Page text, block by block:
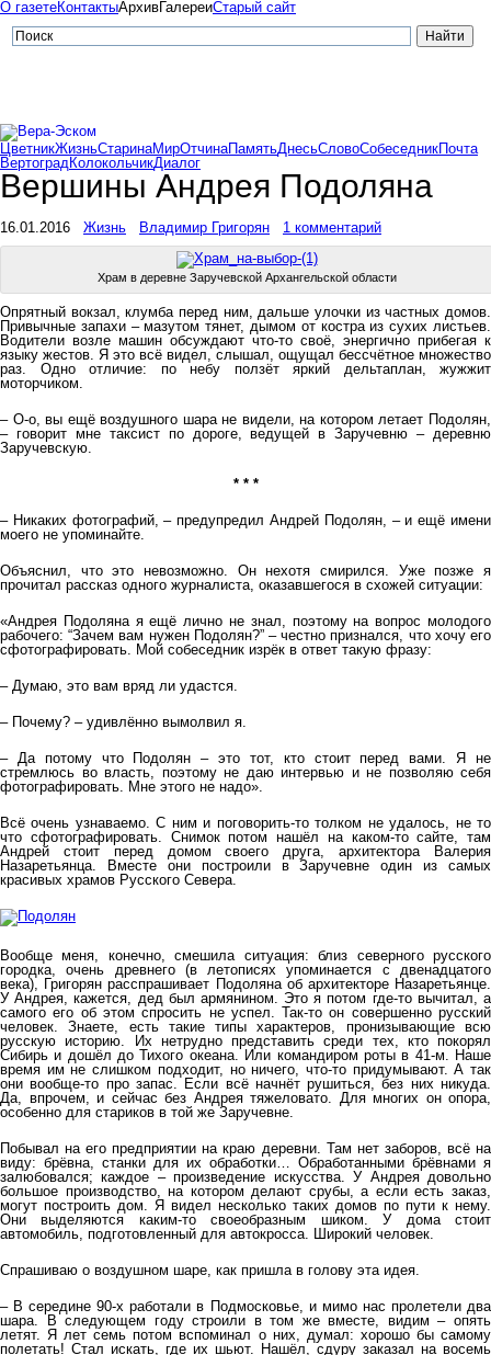
О газетеКонтактыАрхивГалереиСтарый сайт
ЦветникЖизньСтаринаМирОтчинаПамятьДнесьСловоСобеседникПочта
ВертоградКолокольчикДиалог
Вершины Андрея Подоляна
16.01.2016 Жизнь Владимир Григорян 1 комментарий
Храм в деревне Заручевской Архангельской области
Опрятный вокзал, клумба перед ним, дальше улочки из частных домов.
Привычные запахи – мазутом тянет, дымом от костра из сухих листьев.
Водители возле машин обсуждают что-то своё, энергично прибегая к
языку жестов. Я это всё видел, слышал, ощущал бессчётное множество
раз. Одно отличие: по небу ползёт яркий дельтаплан, жужжит
моторчиком.
– О-о, вы ещё воздушного шара не видели, на котором летает Подолян,
– говорит мне таксист по дороге, ведущей в Заручевню – деревню
Заручевскую.
* * *
– Никаких фотографий, – предупредил Андрей Подолян, – и ещё имени
моего не упоминайте.
Объяснил, что это невозможно. Он нехотя смирился. Уже позже я
прочитал рассказ одного журналиста, оказавшегося в схожей ситуации:
«Андрея Подоляна я ещё лично не знал, поэтому на вопрос молодого
рабочего: “Зачем вам нужен Подолян?” – честно признался, что хочу его
сфотографировать. Мой собеседник изрёк в ответ такую фразу:
– Думаю, это вам вряд ли удастся.
– Почему? – удивлённо вымолвил я.
– Да потому что Подолян – это тот, кто стоит перед вами. Я не
стремлюсь во власть, поэтому не даю интервью и не позволяю себя
фотографировать. Мне этого не надо».
Всё очень узнаваемо. С ним и поговорить-то толком не удалось, не то
что сфотографировать. Снимок потом нашёл на каком-то сайте, там
Андрей стоит перед домом своего друга, архитектора Валерия
Назаретьянца. Вместе они построили в Заручевне один из самых
красивых храмов Русского Севера.
Вообще меня, конечно, смешила ситуация: близ северного русского
городка, очень древнего (в летописях упоминается с двенадцатого
века), Григорян расспрашивает Подоляна об архитекторе Назаретьянце.
У Андрея, кажется, дед был армянином. Это я потом где-то вычитал, а
самого его об этом спросить не успел. Так-то он совершенно русский
человек. Знаете, есть такие типы характеров, пронизывающие всю
русскую историю. Их нетрудно представить среди тех, кто покорял
Сибирь и дошёл до Тихого океана. Или командиром роты в 41-м. Наше
время им не слишком подходит, но ничего, что-то придумывают. А так
они вообще-то про запас. Если всё начнёт рушиться, без них никуда.
Да, впрочем, и сейчас без Андрея тяжеловато. Для многих он опора,
особенно для стариков в той же Заручевне.
Побывал на его предприятии на краю деревни. Там нет заборов, всё на
виду: брёвна, станки для их обработки… Обработанными брёвнами я
залюбовался; каждое – произведение искусства. У Андрея довольно
большое производство, на котором делают срубы, а если есть заказ,
могут построить дом. Я видел несколько таких домов по пути к нему.
Они выделяются каким-то своеобразным шиком. У дома стоит
автомобиль, подготовленный для автокросса. Широкий человек.
Спрашиваю о воздушном шаре, как пришла в голову эта идея.
– В середине 90-х работали в Подмосковье, и мимо нас пролетели два
шара. В следующем году строили в том же вместе, видим – опять
летят. Я лет семь потом вспоминал о них, думал: хорошо бы самому
полетать! Стал искать, где их шьют. Нашёл, сдуру заказал на восемь